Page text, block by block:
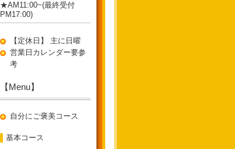
★AM11:00~(最終受付
PM17:00)
【定休日】 主に日曜
営業日カレンダー要参
考
【Menu】
自分にご褒美コース
基本コース